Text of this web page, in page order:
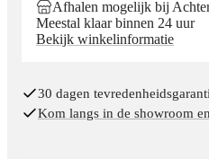
Afhalen mogelijk bij
Meestal klaar binnen 24 uur
Bekijk winkelinformatie
30 dagen
Kom langs in de showroom